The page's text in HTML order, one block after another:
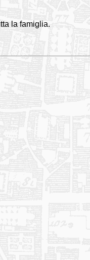
la famiglia.